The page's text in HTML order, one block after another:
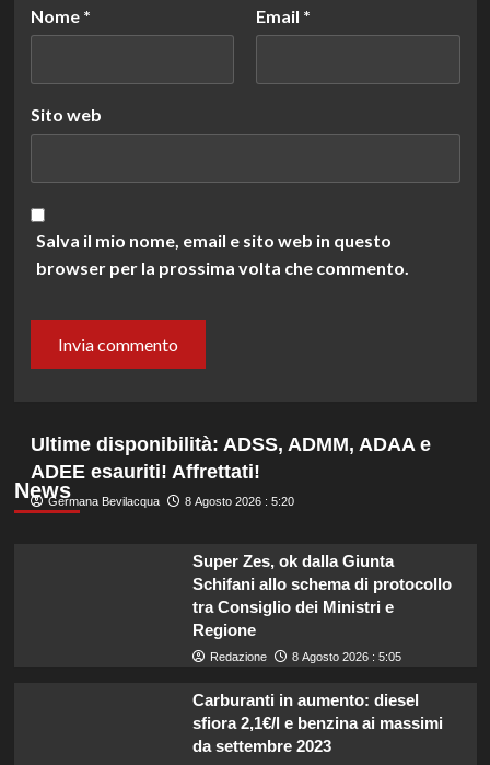
Nome * Email *
Sito web
Salva il mio nome, email e sito web in questo
browser per la prossima volta che commento.
News
Ultime disponibilità: ADSS, ADMM, ADAA e
ADEE esauriti! Affrettati!
Germana Bevilacqua 8 Agosto 2026 : 5:20
Super Zes, ok dalla Giunta
Schifani allo schema di protocollo
tra Consiglio dei Ministri e
Regione
Redazione 8 Agosto 2026 : 5:05
Carburanti in aumento: diesel
sfiora 2,1€/l e benzina ai massimi
da settembre 2023